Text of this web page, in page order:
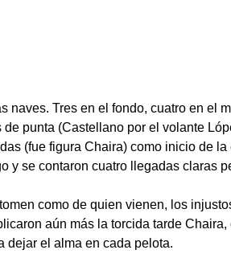
naves. Tres en el fondo, cuatro en el
de punta (Castellano por el volante
(fue figura Chaira) como inicio de
y se contaron cuatro llegadas claras
como de quien vienen, los
aún más la torcida tarde
dejar el alma en cada pelota.